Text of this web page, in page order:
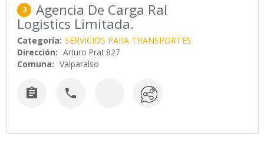
3 Agencia De Carga Ral
Logistics Limitada.
Categoría: SERVICIOS PARA TRANSPORTES
Dirección: Arturo Prat 827
Comuna: Valparaíso
 